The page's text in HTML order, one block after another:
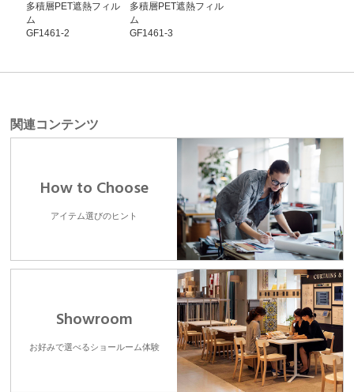
多積層PET遮熱フィル
ム
GF1461-2
多積層PET遮熱フィル
ム
GF1461-3
関連コンテンツ
How to Choose
アイテム選びのヒント
Showroom
お好みで選べるショールーム体験